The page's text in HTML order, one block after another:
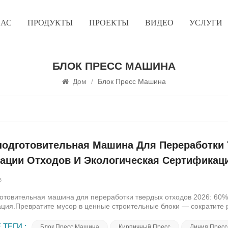
ПРОДУКТЫ ПРОЕКТЫ ВИДЕО УСЛУГИ
БЛОК ПРЕСС МАШИНА
Дом / Блок Пресс Машина
Машина Для
Отходов И Экологическая
машина для переработки твердых отходов 2026:
мусор в ценные строительные блоки — сократите
твердых отходов в блоки?Глобальный объем строительных
: